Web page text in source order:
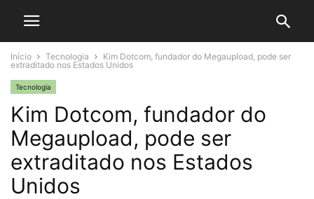
Início Tecnologia
Kim Dotcom, fundador do Megaupload, pode ser
extraditado nos Estados Unidos
Tecnologia
Kim Dotcom, fundador do
Megaupload, pode ser
extraditado nos Estados
Unidos